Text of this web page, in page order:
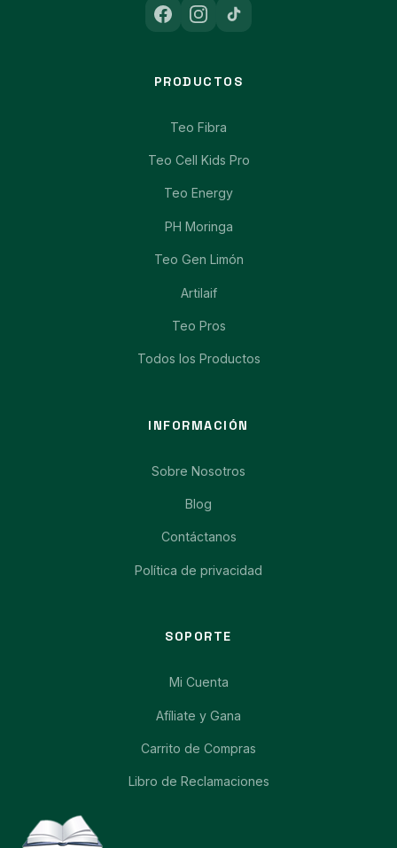
PRODUCTOS
Teo Fibra
Teo Cell Kids Pro
Teo Energy
PH Moringa
Teo Gen Limón
Artilaif
Teo Pros
Todos los Productos
INFORMACIÓN
Sobre Nosotros
Blog
Contáctanos
Política de privacidad
SOPORTE
Mi Cuenta
Afíliate y Gana
Carrito de Compras
Libro de Reclamaciones